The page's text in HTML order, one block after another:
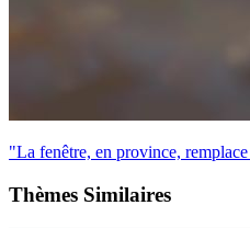
"La fenêtre, en province,
Thèmes Similaires